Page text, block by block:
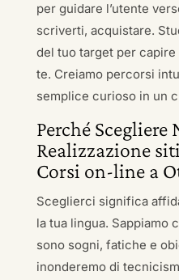
per guidare l’utente
scriverti, acquistare.
del tuo target per
te. Creiamo percorsi
semplice curioso in un
Perché Scegliere
Realizzazione
Corsi on-line a
Sceglierci significa
la tua lingua. Sappiamo
sono sogni, fatiche e
inonderemo di